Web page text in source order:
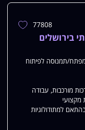
הוספת
77808
בירושלים
תמנוסה לפיתוח
מורכבות, עבודה
מקצועי
למתודולוגיות